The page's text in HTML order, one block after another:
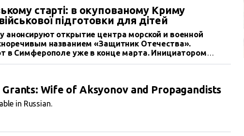
старті: в окупованому Криму
підготовки для дітей
анонсируют открытие центра морской и военной
названием «Защитник Отечества».
в Симферополе уже в конце марта. Инициатором
центра стал «Союз пограничников Крыма»,
миллион рублей из Фонда путинских грантов.
Grants: Wife of Aksyonov and Propagandists
in Russian.